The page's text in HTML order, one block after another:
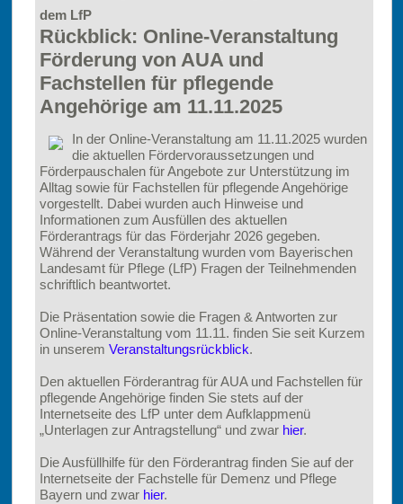
dem LfP
Rückblick: Online-Veranstaltung
Förderung von AUA und
Fachstellen für pflegende
Angehörige am 11.11.2025
In der Online-Veranstaltung am 11.11.2025 wurden
die aktuellen Fördervoraussetzungen und
Förderpauschalen für Angebote zur Unterstützung im
Alltag sowie für Fachstellen für pflegende Angehörige
vorgestellt. Dabei wurden auch Hinweise und
Informationen zum Ausfüllen des aktuellen
Förderantrags für das Förderjahr 2026 gegeben.
Während der Veranstaltung wurden vom Bayerischen
Landesamt für Pflege (LfP) Fragen der Teilnehmenden
schriftlich beantwortet.
Die Präsentation sowie die Fragen & Antworten zur
Online-Veranstaltung vom 11.11. finden Sie seit Kurzem
in unserem Veranstaltungsrückblick.
Den aktuellen Förderantrag für AUA und Fachstellen für
pflegende Angehörige finden Sie stets auf der
Internetseite des LfP unter dem Aufklappmenü
„Unterlagen zur Antragstellung“ und zwar hier.
Die Ausfüllhilfe für den Förderantrag finden Sie auf der
Internetseite der Fachstelle für Demenz und Pflege
Bayern und zwar hier.